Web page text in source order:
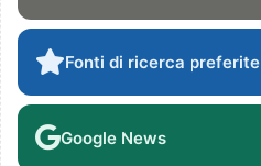
Fonti di ricerca preferite
Google News